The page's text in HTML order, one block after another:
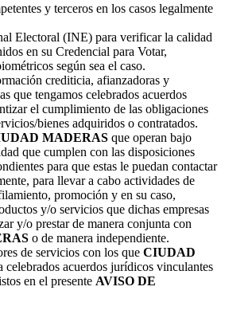
y terceros en los casos legalmente
Electoral (INE) para verificar la calidad
en su Credencial para Votar,
según sea el caso.
crediticia, afianzadoras y
que tengamos celebrados acuerdos
el cumplimiento de las obligaciones
bienes adquiridos o contratados.
MADERAS que operan bajo
que cumplen con las disposiciones
para que estas le puedan contactar
para llevar a cabo actividades de
promoción y en su caso,
y/o servicios que dichas empresas
y/o prestar de manera conjunta con
o de manera independiente.
de servicios con los que CIUDAD
celebrados acuerdos jurídicos vinculantes
en el presente AVISO DE